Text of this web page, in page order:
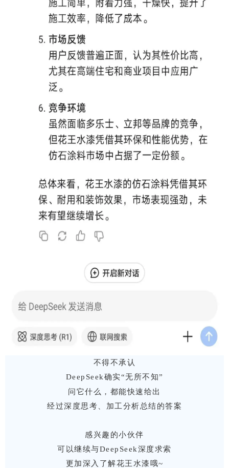
不得不承认
DeepSeek确实“无所不知”
问它什么， 都能快速给出
经过深度思考、加工分析总结的答案
感兴趣的小伙伴
可以继续与DeepSeek深度求索
更加深入了解花王水漆哦~